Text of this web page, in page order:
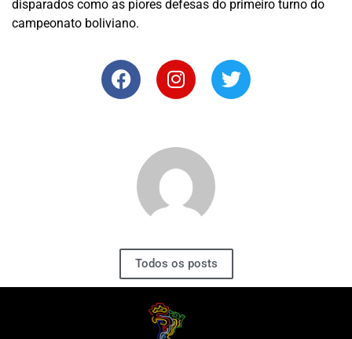
disparados como as piores defesas do primeiro turno do
campeonato boliviano.
Todos os posts